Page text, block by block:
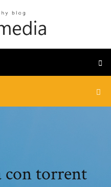
con torrent